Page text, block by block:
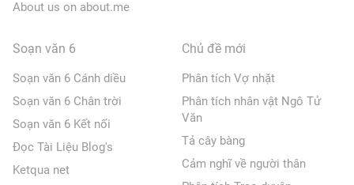
About us on about.me
Soạn văn 6
Soạn văn 6 Cánh diều
Soạn văn 6 Chân trời
Soạn văn 6 Kết nối
Đọc Tài Liệu Blog's
Ketqua net
Chủ đề mới
Phân tích Vợ nhặt
Phân tích nhân vật Ngô Tử
Văn
Tả cây bàng
Cảm nghĩ về người thân